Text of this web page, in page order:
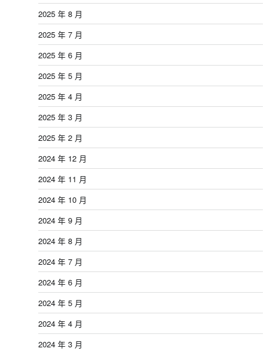
2025 年 8 月
2025 年 7 月
2025 年 6 月
2025 年 5 月
2025 年 4 月
2025 年 3 月
2025 年 2 月
2024 年 12 月
2024 年 11 月
2024 年 10 月
2024 年 9 月
2024 年 8 月
2024 年 7 月
2024 年 6 月
2024 年 5 月
2024 年 4 月
2024 年 3 月